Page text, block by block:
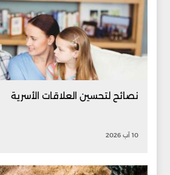
نصائح لتحسين العلاقات الأسرية
10 آب 2026